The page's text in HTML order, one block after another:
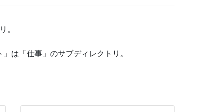
。
は「仕事」のサブディレクトリ。